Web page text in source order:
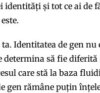
identități și tot ce ai de
Identitatea de gen nu
determina să fie diferită
care stă la baza
gen rămâne puțin